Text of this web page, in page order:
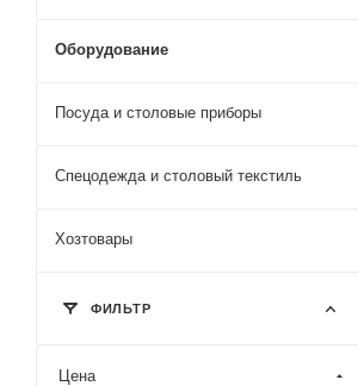
Оборудование
Посуда и столовые приборы
Спецодежда и столовый текстиль
Хозтовары
ФИЛЬТР
Цена